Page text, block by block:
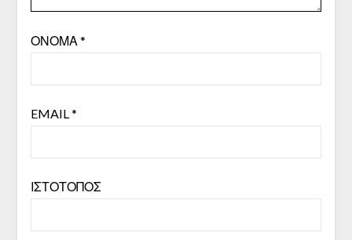
ΌΝΟΜΑ *
EMAIL*
ΙΣΤΌΤΟΠΟΣ